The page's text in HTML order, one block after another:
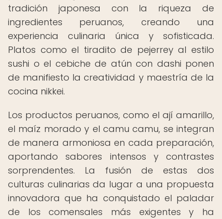
tradición japonesa con la riqueza de
ingredientes peruanos, creando una
experiencia culinaria única y sofisticada.
Platos como el tiradito de pejerrey al estilo
sushi o el cebiche de atún con dashi ponen
de manifiesto la creatividad y maestría de la
cocina nikkei.
Los productos peruanos, como el ají amarillo,
el maíz morado y el camu camu, se integran
de manera armoniosa en cada preparación,
aportando sabores intensos y contrastes
sorprendentes. La fusión de estas dos
culturas culinarias da lugar a una propuesta
innovadora que ha conquistado el paladar
de los comensales más exigentes y ha